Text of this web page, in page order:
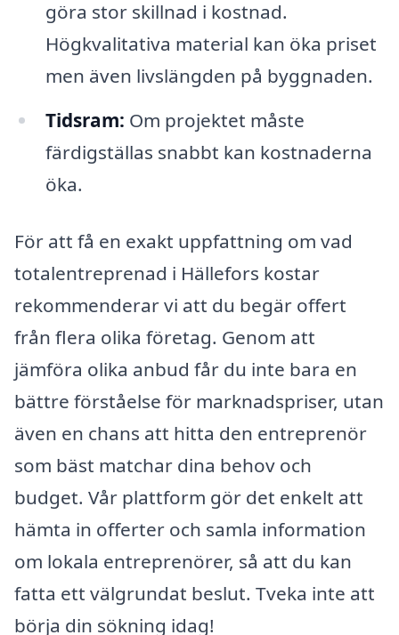
göra stor skillnad i kostnad.
Högkvalitativa material kan öka priset
men även livslängden på byggnaden.
Tidsram: Om projektet måste
färdigställas snabbt kan kostnaderna
öka.
För att få en exakt uppfattning om vad
totalentreprenad i Hällefors kostar
rekommenderar vi att du begär offert
från flera olika företag. Genom att
jämföra olika anbud får du inte bara en
bättre förståelse för marknadspriser, utan
även en chans att hitta den entreprenör
som bäst matchar dina behov och
budget. Vår plattform gör det enkelt att
hämta in offerter och samla information
om lokala entreprenörer, så att du kan
fatta ett välgrundat beslut. Tveka inte att
börja din sökning idag!